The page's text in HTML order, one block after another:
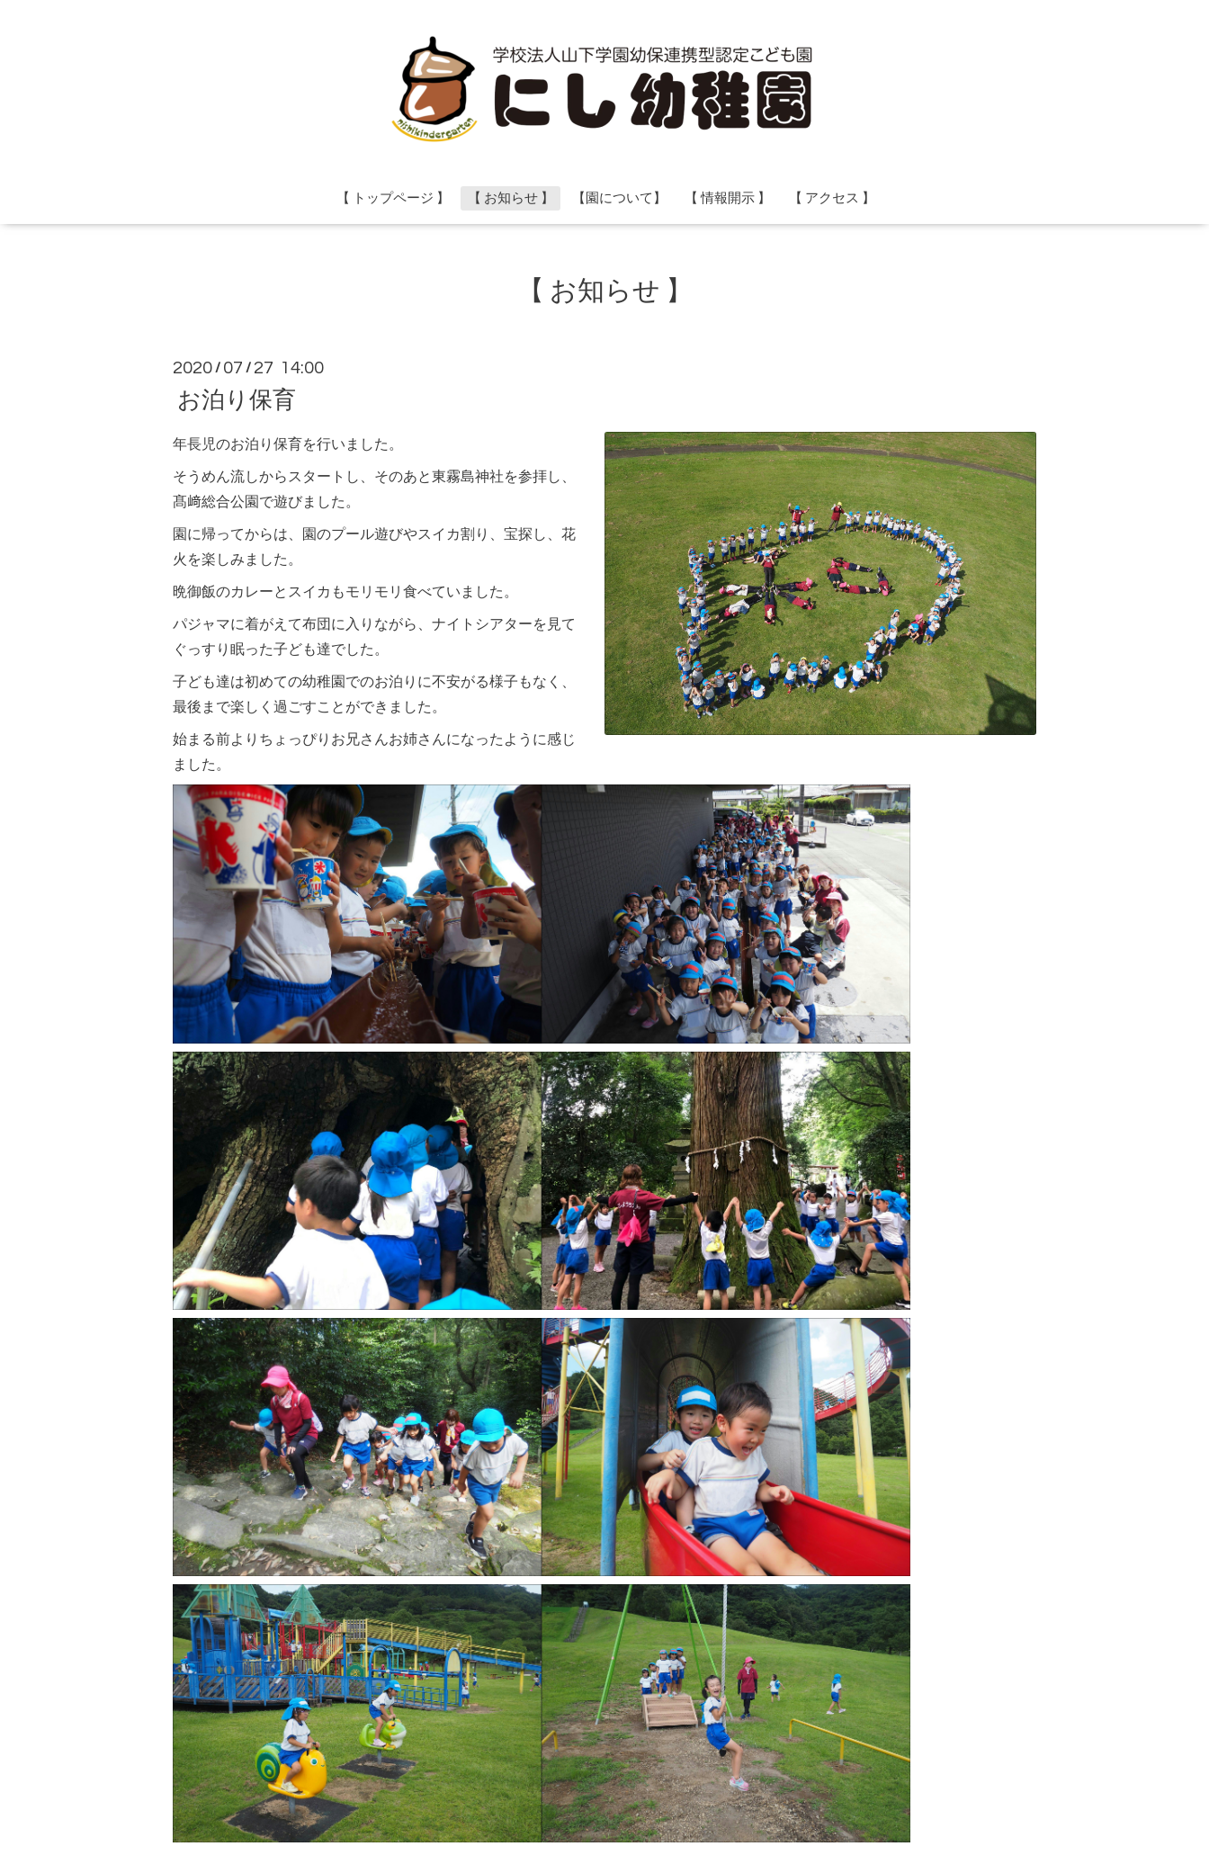
【 トップページ 】 【 お知らせ 】 【園について】 【 情報開示 】 【 アクセス 】
【 お知らせ 】
2020 / 07 / 27 14:00
お泊り保育
年長児のお泊り保育を行いました。
そうめん流しからスタートし、そのあと東霧島神社を参拝し、
髙﨑総合公園で遊びました。
園に帰ってからは、園のプール遊びやスイカ割り、宝探し、花
火を楽しみました。
晩御飯のカレーとスイカもモリモリ食べていました。
パジャマに着がえて布団に入りながら、ナイトシアターを見て
ぐっすり眠った子ども達でした。
子ども達は初めての幼稚園でのお泊りに不安がる様子もなく、
最後まで楽しく過ごすことができました。
始まる前よりちょっぴりお兄さんお姉さんになったように感じ
ました。